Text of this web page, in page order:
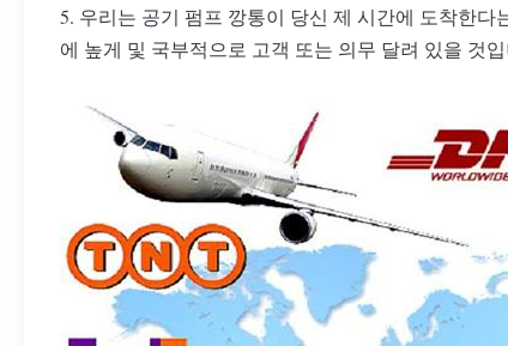
5. 우리는 공기 펌프 깡통이 당신 제 시간에 도착한
에 높게 및 국부적으로 고객 또는 의무 달려 있을 것